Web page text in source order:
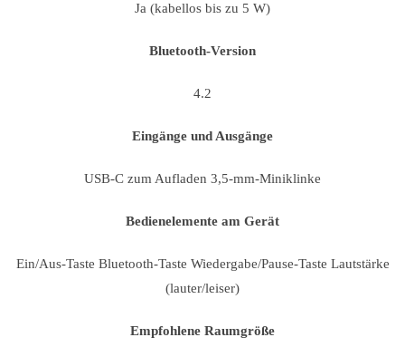
Ja (kabellos bis zu 5 W)
Bluetooth-Version
4.2
Eingänge und Ausgänge
USB-C zum Aufladen 3,5-mm-Miniklinke
Bedienelemente am Gerät
Ein/Aus-Taste Bluetooth-Taste Wiedergabe/Pause-Taste Lautstärke
(lauter/leiser)
Empfohlene Raumgröße